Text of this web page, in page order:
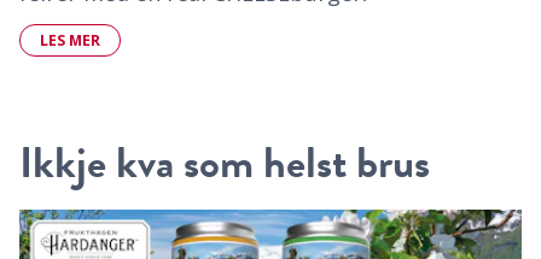
LES MER
Ikkje kva som helst brus